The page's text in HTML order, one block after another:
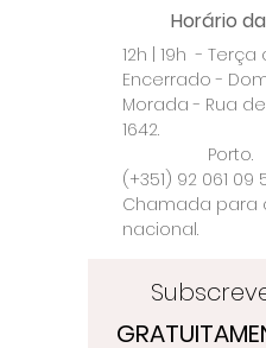
Horário
12h | 19h -
Encerrado -
Morada - Rua
1642.
Porto.
(+351) 92 061 09
Chamada para
nacional.